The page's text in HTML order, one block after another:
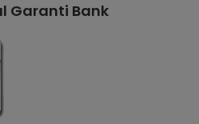
Garanti Bank